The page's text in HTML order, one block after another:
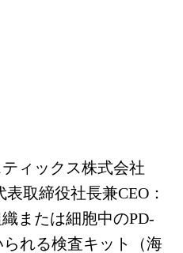
ィックス株式会社
取締役社長兼CEO：
または細胞中のPD-
れる検査キット（海